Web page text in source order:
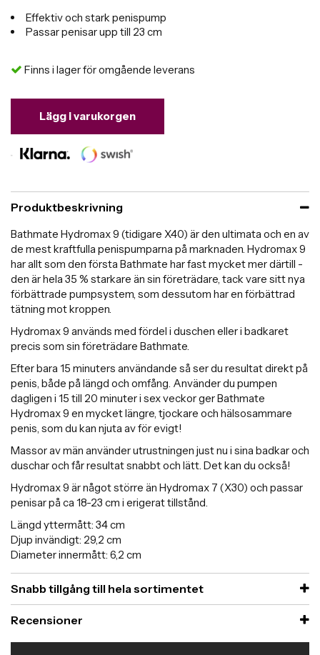
Effektiv och stark penispump
Passar penisar upp till 23 cm
Finns i lager för omgående leverans
Lägg i varukorgen
Produktbeskrivning
Bathmate Hydromax 9 (tidigare X40) är den ultimata och en av
de mest kraftfulla penispumparna på marknaden. Hydromax 9
har allt som den första Bathmate har fast mycket mer därtill -
den är hela 35 % starkare än sin företrädare, tack vare sitt nya
förbättrade pumpsystem, som dessutom har en förbättrad
tätning mot kroppen.
Hydromax 9 används med fördel i duschen eller i badkaret
precis som sin företrädare Bathmate.
Efter bara 15 minuters användande så ser du resultat direkt på
penis, både på längd och omfång. Använder du pumpen
dagligen i 15 till 20 minuter i sex veckor ger Bathmate
Hydromax 9 en mycket längre, tjockare och hälsosammare
penis, som du kan njuta av för evigt!
Massor av män använder utrustningen just nu i sina badkar och
duschar och får resultat snabbt och lätt. Det kan du också!
Hydromax 9 är något större än Hydromax 7 (X30) och passar
penisar på ca 18-23 cm i erigerat tillstånd.
Längd yttermått: 34 cm
Djup invändigt: 29,2 cm
Diameter innermått: 6,2 cm
Snabb tillgång till hela sortimentet
Recensioner